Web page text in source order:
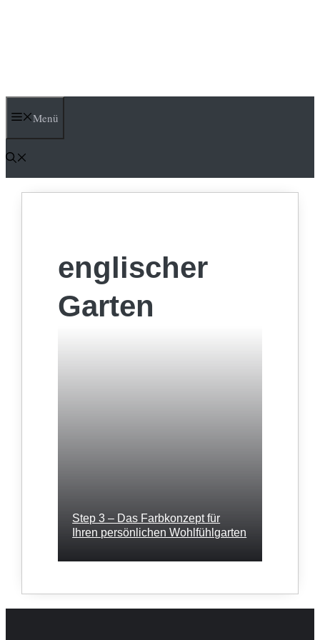
Menü
englischer
Garten
Step 3 – Das Farbkonzept für
Ihren persönlichen Wohlfühlgarten